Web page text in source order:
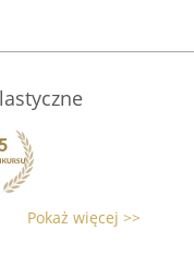
Pokaż więcej >>